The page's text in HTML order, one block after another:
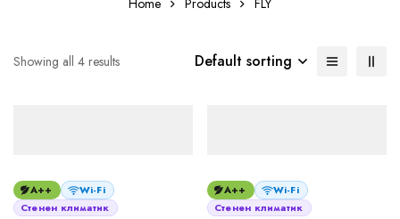
Home Products FLY
Showing all 4 results Default sorting
A++
Wi-Fi
Стенен климатик
A++
Wi-Fi
Стенен климатик